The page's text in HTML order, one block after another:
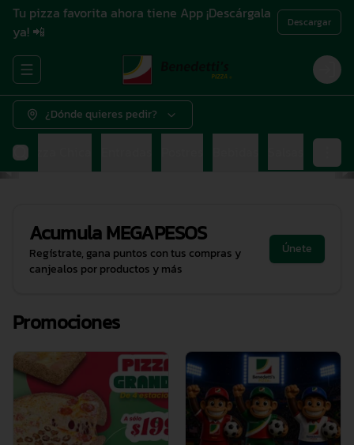
Tu pizza favorita ahora tiene App ¡Descárgala
ya! 📲
Descargar
Abrir menu de navegación Login
¿Dónde quieres pedir?
Pizza Chica
AcumulaMEGAPESOS
Regístrate, gana puntos con tus compras y
canjealos por productos y más
Únete
Promociones